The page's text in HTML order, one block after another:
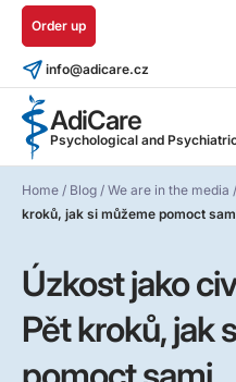
AdiCare
Psychological and
Order up
info@adicare.cz
Home / Blog / We are in the media /
kroků, jak si můžeme pomoct
Úzkost jako
Pět kroků, jak